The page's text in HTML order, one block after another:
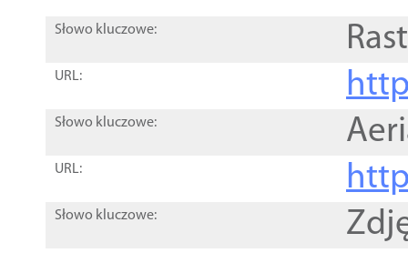
Słowo kluczowe:
URL:
Słowo kluczowe:
URL:
Słowo kluczowe: